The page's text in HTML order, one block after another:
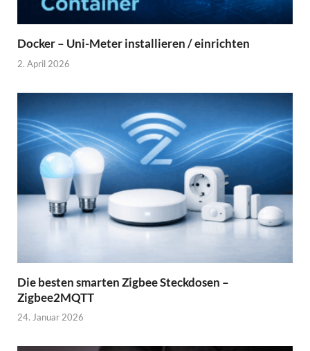
Docker – Uni-Meter installieren / einrichten
2. April 2026
Die besten smarten Zigbee Steckdosen –
Zigbee2MQTT
24. Januar 2026